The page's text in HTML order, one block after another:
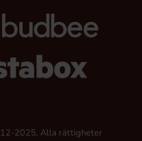
2025, Alla rättigheter